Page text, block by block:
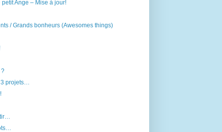
Ange – Mise à jour!
/ Grands bonheurs (Awesomes things)
?
projets…